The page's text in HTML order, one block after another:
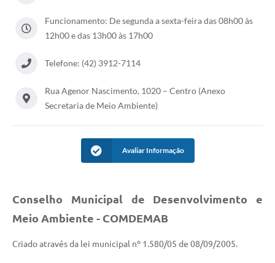
Solicitação de Remoção 2025/2026: Instituições Escolares
Agência do Trabalhador
Cadastro para Castração
Feriados Municipais
Imprensa
Telefones Postos de Saúde
Funcionamento: De segunda a sexta-feira das 08h00 às
12h00 e das 13h00 às 17h00
Telefone: (42) 3912-7114
Rua Agenor Nascimento, 1020 – Centro (Anexo
Secretaria de Meio Ambiente)
Avaliar Informação
Conselho Municipal de Desenvolvimento e
Meio Ambiente - COMDEMAB
Criado através da lei municipal nº 1.580/05 de 08/09/2005.